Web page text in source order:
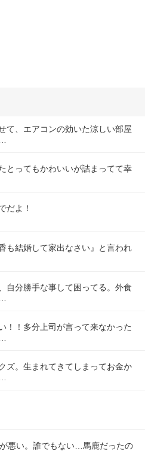
て、エアコンの効いた涼しい部屋
とってもかわいいが詰まってて幸
だよ！
も結婚して家出なさい』と言われ
自分勝手な事して困ってる。外食
！！多分上司が言って来なかった
ズ。生まれてきてしまってお金か
悪い。誰でもない…馬鹿だったの